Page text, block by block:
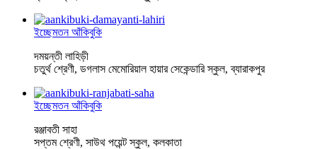
ইচ্ছেমতন আঁকিবুকি
দময়ন্তী লাহিড়ী
চতুর্থ শ্রেণী, ডগলাস মেমোরিয়াল হায়ার সেকেন্ডারি স্কুল, ব্যারাকপুর
ইচ্ছেমতন আঁকিবুকি
রঞ্জাবতী সাহা
সপ্তম শ্রেণী, সাউথ পয়েন্ট স্কুল, কলকাতা